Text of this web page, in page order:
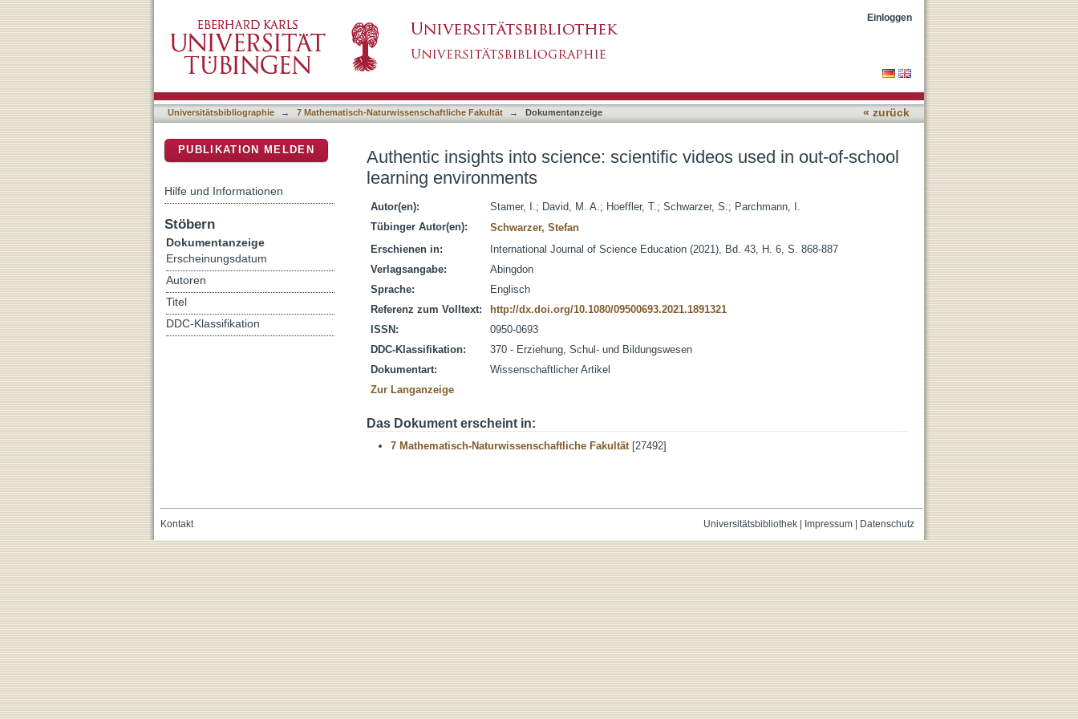
Einloggen
Universitätsbibliographie → 7 Mathematisch-Naturwissenschaftliche Fakultät → Dokumentanzeige « zurück
Authentic insights into science: scientific videos used in out-of-school
learning environments
Autor(en): Stamer, I.; David, M. A.; Hoeffler, T.; Schwarzer, S.; Parchmann, I.
Tübinger Autor(en):
Schwarzer, Stefan
Erschienen in:
International Journal of Science Education (2021), Bd. 43, H. 6, S. 868-887
Verlagsangabe:
Abingdon
Sprache:
Englisch
Referenz zum Volltext:
http://dx.doi.org/10.1080/09500693.2021.1891321
ISSN:
0950-0693
DDC-Klassifikation:
370 - Erziehung, Schul- und Bildungswesen
Dokumentart:
Wissenschaftlicher Artikel
Zur Langanzeige
Das Dokument erscheint in:
7 Mathematisch-Naturwissenschaftliche Fakultät[27492]
PUBLIKATION MELDEN
Hilfe und Informationen
Stöbern
Dokumentanzeige
Erscheinungsdatum
Autoren
Titel
DDC-Klassifikation
Universitätsbibliothek| Impressum| Datenschutz
Kontakt